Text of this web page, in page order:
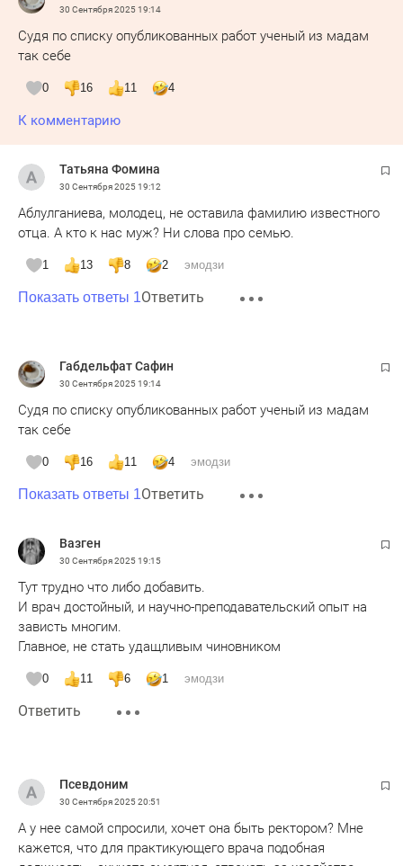
30 Сентября 202519:14
Судя по списку опубликованных работ ученый из мадам
так себе
0 16 11 4
К комментарию
Татьяна Фомина
30 Сентября 202519:12
Аблулганиева, молодец, не оставила фамилию известного
отца. А кто к нас муж? Ни слова про семью.
1 13 8 2 эмодзи
Показать ответы 1Ответить
Габдельфат Сафин
30 Сентября 202519:14
Судя по списку опубликованных работ ученый из мадам
так себе
0 16 11 4 эмодзи
Показать ответы 1Ответить
Вазген
30 Сентября 202519:15
Тут трудно что либо добавить.
И врач достойный, и научно-преподавательский опыт на
зависть многим.
Главное, не стать удащливым чиновником
0 11 6 1 эмодзи
Ответить
Псевдоним
30 Сентября 202520:51
А у нее самой спросили, хочет она быть ректором? Мне
кажется, что для практикующего врача подобная